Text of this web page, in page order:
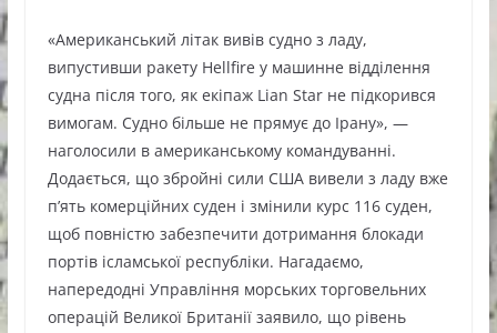
«Американський літак вивів судно з ладу,
випустивши ракету Hellfire у машинне відділення
судна після того, як екіпаж Lian Star не підкорився
вимогам. Судно більше не прямує до Ірану», —
наголосили в американському командуванні.
Додається, що збройні сили США вивели з ладу вже
п’ять комерційних суден і змінили курс 116 суден,
щоб повністю забезпечити дотримання блокади
портів ісламської республіки. Нагадаємо,
напередодні Управління морських торговельних
операцій Великої Британії заявило, що рівень